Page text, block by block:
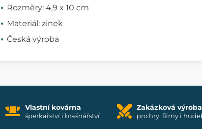
Rozměry: 4,9 x 10 cm
Materiál: zinek
Česká výroba
Vlastní kovárna
šperkařství i brašnářství
Zakázková výroba
pro hry, filmy i